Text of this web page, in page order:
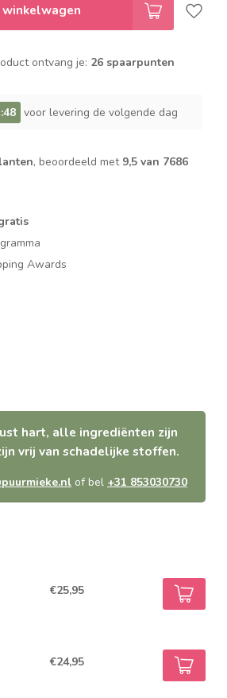
ontvang je: 26 spaarpunten
voor levering de volgende dag
, beoordeeld met 9,5 van 7686
Awards
hart, alle ingrediënten zijn
vrij van schadelijke stoffen.
of bel +31 853030730
€25,95
€24,95